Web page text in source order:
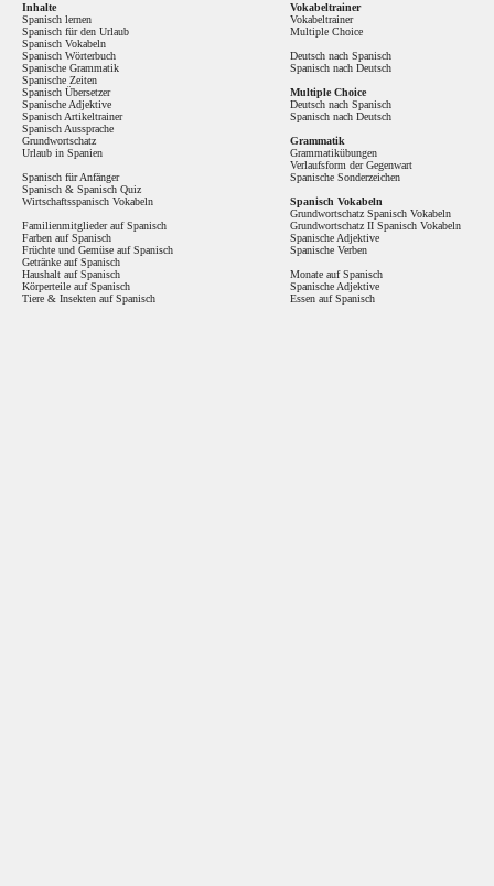
Inhalte
Spanisch lernen
Spanisch für den Urlaub
Spanisch Vokabeln
Spanisch Wörterbuch
Spanische Grammatik
Spanische Zeiten
Spanisch Übersetzer
Spanische Adjektive
Spanisch Artikeltrainer
Spanisch Aussprache
Grundwortschatz
Urlaub in Spanien
Spanisch für Anfänger
Spanisch & Spanisch Quiz
Wirtschaftsspanisch Vokabeln
Familienmitglieder auf Spanisch
Farben auf Spanisch
Früchte und Gemüse auf Spanisch
Getränke auf Spanisch
Haushalt auf Spanisch
Körperteile auf Spanisch
Tiere & Insekten auf Spanisch
Vokabeltrainer
Vokabeltrainer
Multiple Choice
Deutsch nach Spanisch
Spanisch nach Deutsch
Multiple Choice
Deutsch nach Spanisch
Spanisch nach Deutsch
Grammatik
Grammatikübungen
Verlaufsform der Gegenwart
Spanische Sonderzeichen
Spanisch Vokabeln
Grundwortschatz Spanisch Vokabeln
Grundwortschatz II Spanisch Vokabeln
Spanische Adjektive
Spanische Verben
Monate auf Spanisch
Spanische Adjektive
Essen auf Spanisch